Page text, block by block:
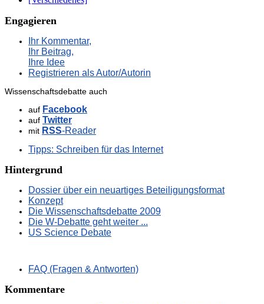
Engagieren
Ihr Kommentar,
Ihr Beitrag,
Ihre Idee
Registrieren als Autor/Autorin
Wissenschaftsdebatte auch
auf Facebook
auf Twitter
mit RSS-Reader
Tipps: Schreiben für das Internet
Hintergrund
Dossier über ein neuartiges Beteiligungsformat
Konzept
Die Wissenschaftsdebatte 2009
Die W-Debatte geht weiter ...
US Science Debate
FAQ (Fragen & Antworten)
Kommentare